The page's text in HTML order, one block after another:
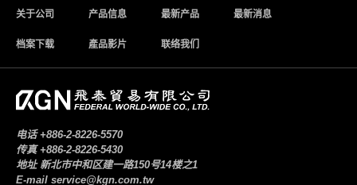
关于公司 产品信息 最新产品 最新消息
档案下载 產品影片 联络我们
电话 +886-2-8226-5570
传真 +886-2-8226-5430
地址 新北市中和区建一路150号14楼之1
E-mail service@kgn.com.tw